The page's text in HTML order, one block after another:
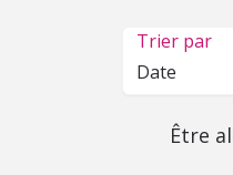
Trier par
Date
Être